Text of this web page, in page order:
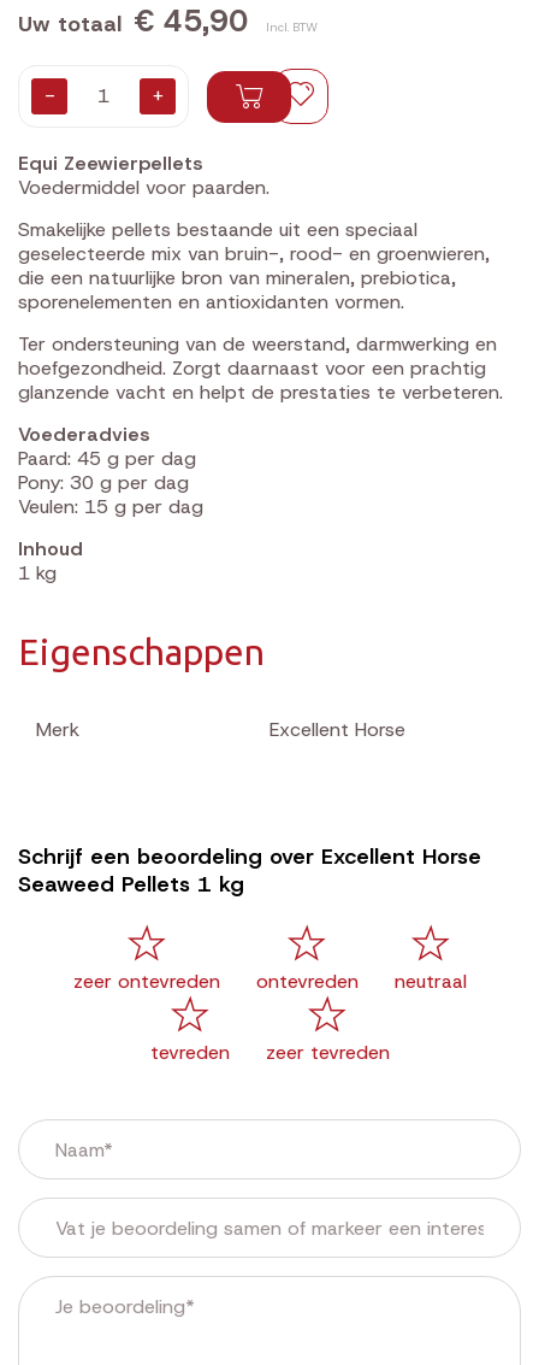
Uw totaal € 45,90 Incl. BTW
- +
Equi Zeewierpellets
Voedermiddel voor paarden.
Smakelijke pellets bestaande uit een speciaal
geselecteerde mix van bruin-, rood- en groenwieren,
die een natuurlijke bron van mineralen, prebiotica,
sporenelementen en antioxidanten vormen.
Ter ondersteuning van de weerstand, darmwerking en
hoefgezondheid. Zorgt daarnaast voor een prachtig
glanzende vacht en helpt de prestaties te verbeteren.
Voederadvies
Paard: 45 g per dag
Pony: 30 g per dag
Veulen: 15 g per dag
Inhoud
1 kg
Eigenschappen
Merk Excellent Horse
Schrijf een beoordeling over Excellent Horse
Seaweed Pellets 1 kg
zeer ontevreden ontevreden neutraal
tevreden zeer tevreden